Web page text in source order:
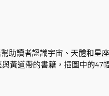
讀者認識宇宙、天體和星
黃道帶的書籍，插圖中的47